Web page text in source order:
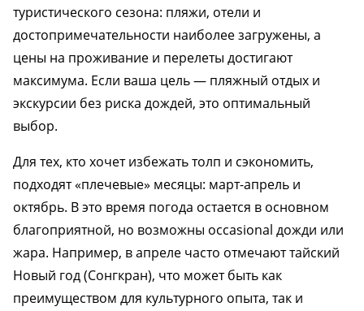
туристического сезона: пляжи, отели и
достопримечательности наиболее загружены, а
цены на проживание и перелеты достигают
максимума. Если ваша цель — пляжный отдых и
экскурсии без риска дождей, это оптимальный
выбор.
Для тех, кто хочет избежать толп и сэкономить,
подходят «плечевые» месяцы: март-апрель и
октябрь. В это время погода остается в основном
благоприятной, но возможны occasional дожди или
жара. Например, в апреле часто отмечают тайский
Новый год (Сонгкран), что может быть как
преимуществом для культурного опыта, так и